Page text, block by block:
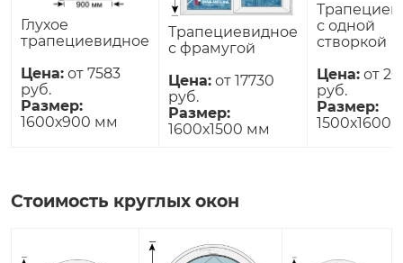
Глухое
трапециевидное
Цена: от 7583
руб.
Размер:
1600х900 мм
Трапециевидное
с фрамугой
Цена: от 17730
руб.
Размер:
1600х1500 мм
с одной
створкой
Цена: от
руб.
Размер:
1500х1600
Стоимость круглых окон